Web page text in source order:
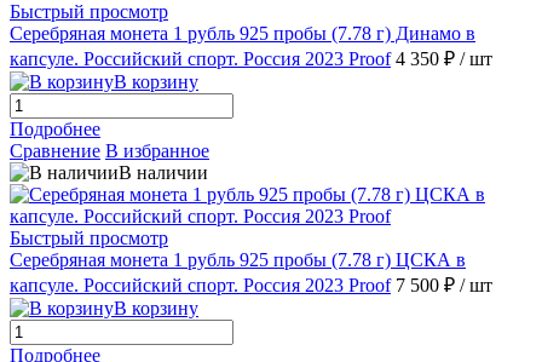
Быстрый просмотр
Серебряная монета 1 рубль 925 пробы (7.78 г) Динамо в
капсуле. Российский спорт. Россия 2023 Proof 4 350 ₽ / шт
В корзину
Подробнее
Сравнение В избранное
В наличии
Быстрый просмотр
Серебряная монета 1 рубль 925 пробы (7.78 г) ЦСКА в
капсуле. Российский спорт. Россия 2023 Proof 7 500 ₽ / шт
В корзину
Подробнее